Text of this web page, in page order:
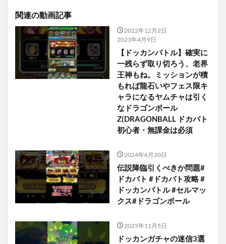
関連の動画記事
2022年12月2日
2023年4月9日
【ドッカンバトル】確実に
一残らず取り切ろう、老界
王神もね。ミッションが積
もれば龍石いやフェス限キ
ャラになるヤムチャは引く
なドラゴンボール
Z(DRAGONBALL ドカバト
初心者・無課金は必須
2024年6月20日
伝説降臨引くべきか問題#
ドカバト #ドカバト攻略 #
ドッカンバトル #セルマッ
クス#ドラゴンボール
2025年11月5日
ドッカンガチャの迷信3選